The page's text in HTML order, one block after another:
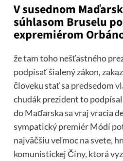
V susednom
súhlasom Bruselu
expremiérom
že tam toho nešťastného
podpísať šialený zákon,
človeku stať sa predsedom
chudák prezident to
do Maďarska sa vraj vracia
sympatický premiér Módí
najväčšiu veľmoc na svete,
komunistickej Číny, ktorá